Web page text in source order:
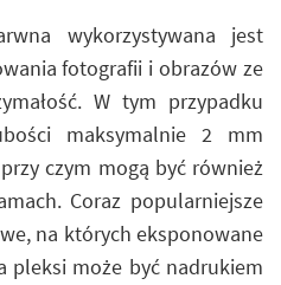
wykorzystywana jest
fotografii i obrazów ze
W tym przypadku
maksymalnie 2 mm
czym mogą być również
Coraz popularniejsze
na których eksponowane
pleksi może być nadrukiem